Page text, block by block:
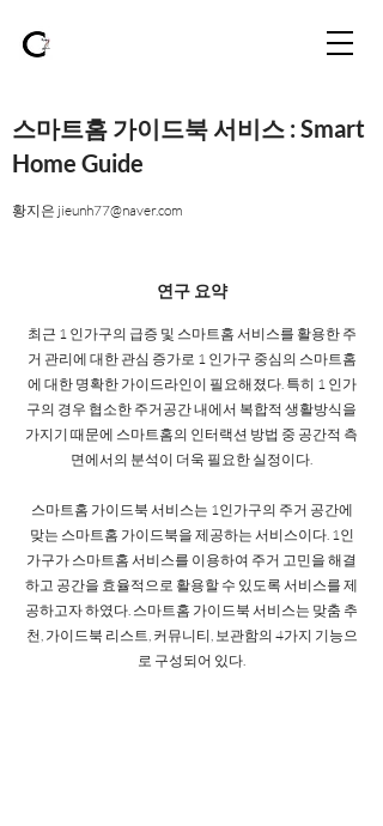
​스마트홈 가이드북 서비스 : Smart
Home Guide
황지은 jieunh77@naver.com
​연구 요약
최근 1 인가구의 급증 및 스마트홈 서비스를 활용한 주
거 관리에 대한 관심 증가로 1 인가구 중심의 스마트홈
에 대한 명확한 가이드라인이 필요해졌다. 특히 1 인가
구의 경우 협소한 주거공간 내에서 복합적 생활방식을
가지기 때문에 스마트홈의 인터랙션 방법 중 공간적 측
면에서의 분석이 더욱 필요한 실정이다.
스마트홈 가이드북 서비스는 1인가구의 주거 공간에
맞는 스마트홈 가이드북을 제공하는 서비스이다. 1인
가구가 스마트홈 서비스를 이용하여 주거 고민을 해결
하고 공간을 효율적으로 활용할 수 있도록 서비스를 제
공하고자 하였다. 스마트홈 가이드북 서비스는 맞춤 추
천, 가이드북 리스트, 커뮤니티, 보관함의 4가지 기능으
로 구성되어 있다.